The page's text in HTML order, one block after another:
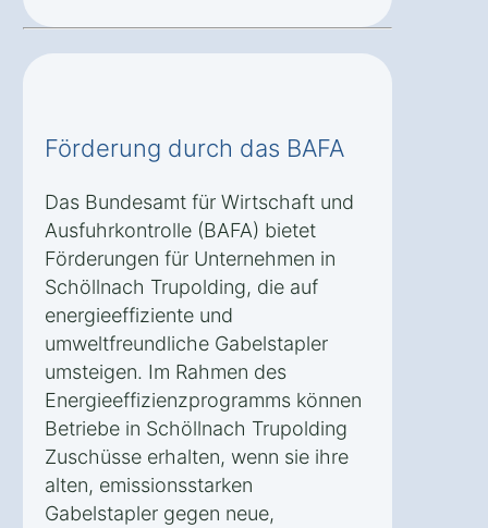
Förderung durch das BAFA
Das Bundesamt für Wirtschaft und
Ausfuhrkontrolle (BAFA) bietet
Förderungen für Unternehmen in
Schöllnach Trupolding, die auf
energieeffiziente und
umweltfreundliche Gabelstapler
umsteigen. Im Rahmen des
Energieeffizienzprogramms können
Betriebe in Schöllnach Trupolding
Zuschüsse erhalten, wenn sie ihre
alten, emissionsstarken
Gabelstapler gegen neue,